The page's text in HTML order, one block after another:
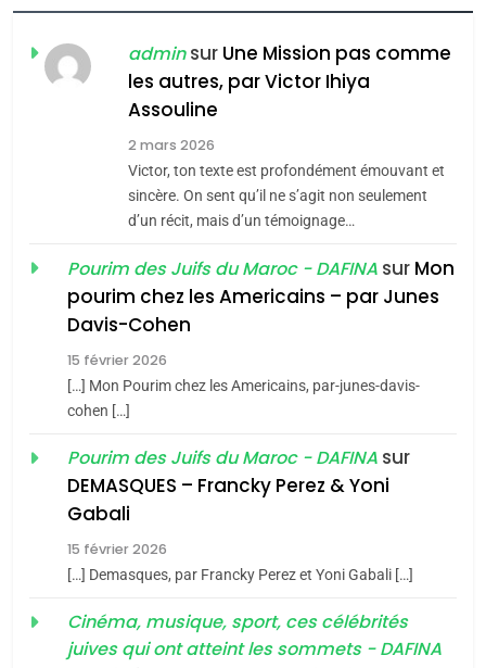
FIÈRE, DIGNE ET RÉSILIENTE :
POURQUOI JE REVENDIQUE
MA JUDAÏTE par Thérèse
Zrihen-Dvir
ISRAÉL JUDAISME
CE QUI NOUS MANQUE –
Jacques Hadida
JUDAISME
Maroc : Les amandes de
Tafraout, le miel de Tadla
du terroir
Oeil ravageur – Vanessa
De Loya Stauber
«Tu dis génocide, je dis
guerre»: La nouvelle
chanson de Boy George
ISRAÉL JUDAISME
adminsur Une Mission pas comme
les autres, par Victor Ihiya
Assouline
2 mars 2026
Victor, ton texte est profondément émouvant et
sincère. On sent qu’il ne s’agit non seulement
d’un récit, mais d’un témoignage…
Pourim des Juifs du Maroc - DAFINA sur Mon
pourim chez les Americains – par Junes
Davis-Cohen
15 février 2026
[…] Mon Pourim chez les Americains, par-junes-davis-
cohen […]
Pourim des Juifs du Maroc - DAFINA sur
DEMASQUES – Francky Perez & Yoni
Gabali
15 février 2026
[…] Demasques, par Francky Perez et Yoni Gabali […]
Cinéma, musique, sport, ces célébrités
juives qui ont atteint les sommets - DAFINA
meurtrière selon le rapport
l’antisémitisme